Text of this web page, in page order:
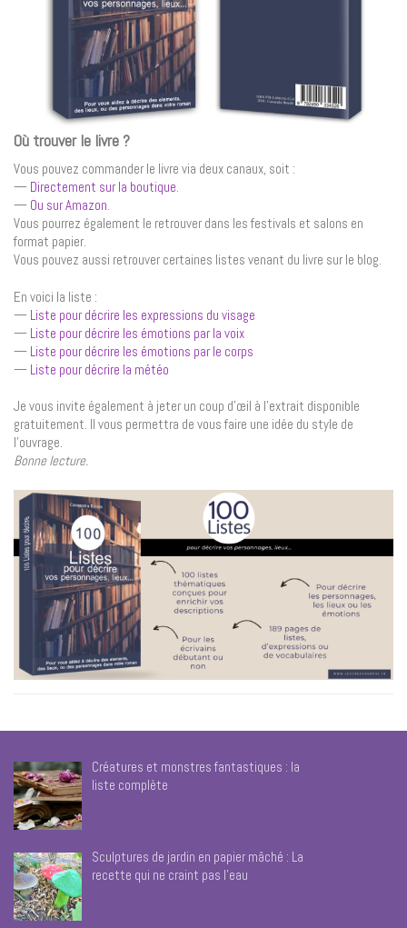
Où trouver le livre ?
Vous pouvez commander le livre via deux canaux, soit :
— Directement sur la boutique.
— Ou sur Amazon.
Vous pourrez également le retrouver dans les festivals et salons en
format papier.
Vous pouvez aussi retrouver certaines listes venant du livre sur le blog.
En voici la liste :
— Liste pour décrire les expressions du visage
— Liste pour décrire les émotions par la voix
— Liste pour décrire les émotions par le corps
— Liste pour décrire la météo
Je vous invite également à jeter un coup d’œil à l’extrait disponible
gratuitement. Il vous permettra de vous faire une idée du style de
l’ouvrage.
Bonne lecture.
Créatures et monstres fantastiques : la
liste complète
Sculptures de jardin en papier mâché : La
recette qui ne craint pas l’eau